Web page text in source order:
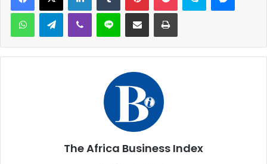
WhatsAppTelegramViber Ligne Partager par email Imprimer
The Africa Business Index